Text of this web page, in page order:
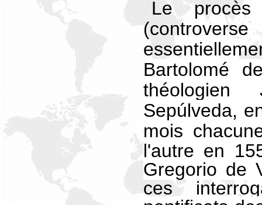
Le
Bartolomé
Sepúlveda,
mois
l'autre en
Gregorio de
ces